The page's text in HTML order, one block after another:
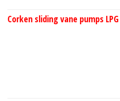
Corken sliding vane pumps LPG